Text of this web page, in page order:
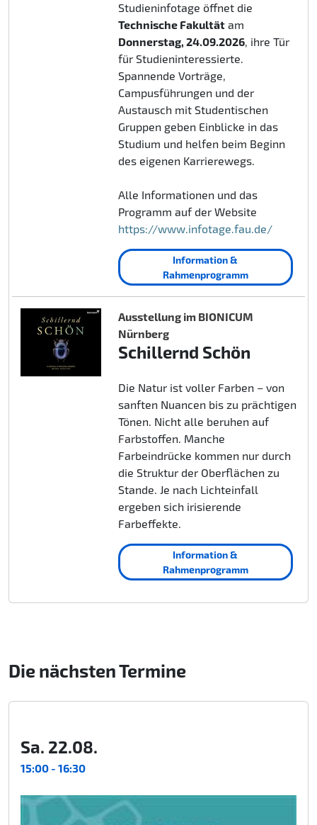
Studieninfotage öffnet die
Technische Fakultätam
Donnerstag, 24.09.2026, ihre Tür
für Studieninteressierte.
Spannende Vorträge,
Campusführungen und der
Austausch mit Studentischen
Gruppen geben Einblicke in das
Studium und helfen beim Beginn
des eigenen Karrierewegs.
Alle Informationen und das
Programm auf der Website
https://www.infotage.fau.de/
Information &
Rahmenprogramm
Ausstellung im BIONICUM
Nürnberg
Schillernd Schön
Die Natur ist voller Farben – von
sanften Nuancen bis zu prächtigen
Tönen. Nicht alle beruhen auf
Farbstoffen. Manche
Farbeindrücke kommen nur durch
die Struktur der Oberflächen zu
Stande. Je nach Lichteinfall
ergeben sich irisierende
Farbeffekte.
Information &
Rahmenprogramm
Die nächsten Termine
Sa. 22.08.
15:00 - 16:30